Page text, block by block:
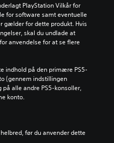
PlayStation Vilkår for
for software samt eventuelle
gælder for dette produkt. Hvis
skal du undlade at
anvendelse for at se flere
indhold på den primære PS5-
(gennem indstillingen
på alle andre PS5-konsoller,
konto.